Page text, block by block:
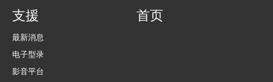
支援
最新消息
电子型录
影音平台
首页